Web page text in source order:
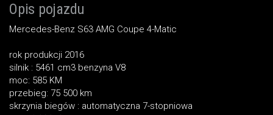
Opis pojazdu
Mercedes-Benz S63 AMG Coupe 4-Matic
rok produkcji 2016
silnik : 5461 cm3 benzyna V8
moc: 585 KM
przebieg: 75 500 km
skrzynia biegów : automatyczna 7-stopniowa